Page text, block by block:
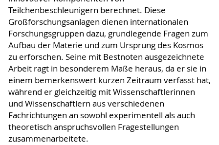
Teilchenbeschleunigern berechnet. Diese
Großforschungsanlagen dienen internationalen
Forschungsgruppen dazu, grundlegende Fragen zum
Aufbau der Materie und zum Ursprung des Kosmos
zu erforschen. Seine mit Bestnoten ausgezeichnete
Arbeit ragt in besonderem Maße heraus, da er sie in
einem bemerkenswert kurzen Zeitraum verfasst hat,
während er gleichzeitig mit Wissenschaftlerinnen
und Wissenschaftlern aus verschiedenen
Fachrichtungen an sowohl experimentell als auch
theoretisch anspruchsvollen Fragestellungen
zusammenarbeitete.